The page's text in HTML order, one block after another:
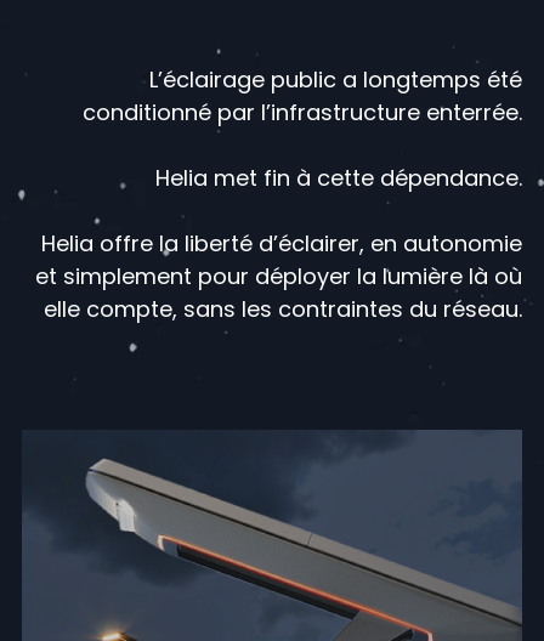
L’éclairage public a longtemps été
conditionné par l’infrastructure enterrée.
Helia met fin à cette dépendance.
Helia offre la liberté d’éclairer, en autonomie
et simplement pour déployer la lumière là où
elle compte, sans les contraintes du réseau.